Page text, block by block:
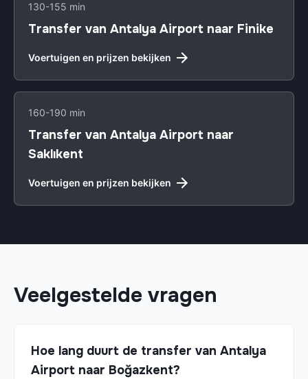
130-155 min
Transfer van Antalya Airport naar Finike
Voertuigen en prijzen bekijken
160-190 min
Transfer van Antalya Airport naar
Saklıkent
Voertuigen en prijzen bekijken
Veelgestelde vragen
Hoe lang duurt de transfer van Antalya
Airport naar Boğazkent?